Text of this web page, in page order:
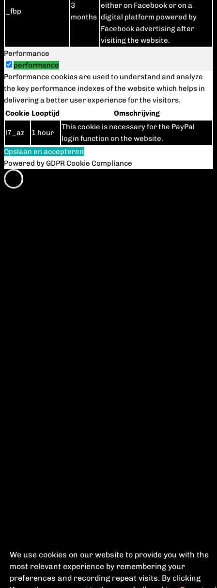
We use cookies on our website to provide you with the
most relevant experience by remembering your
preferences and recording repeat visits. By clicking
_fbp
3
months
either on Facebook or on a
digital platform powered by
Facebook advertising after
visiting the website.
Performance
performance
Performance cookies are used to understand and analyze
the key performance indexes of the website which helps in
delivering a better user experience for the visitors.
Cookie Looptijd Omschrijving
l7_az 1 hour
This cookie is necessary for the PayPal
login function on the website.
Opslaan en accepteren
Powered by GDPR Cookie Compliance